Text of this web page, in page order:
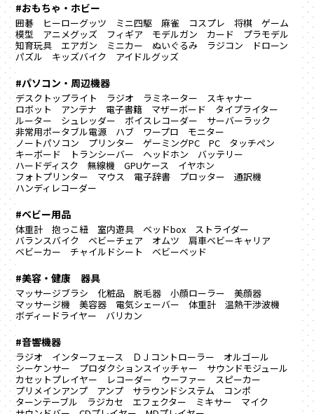
#おもちゃ・ホビー
囲碁 ヒーローグッツ ミニ四駆 麻雀 コスプレ 将棋
ゲーム
模型
アニメグッズ フィギア モデルガン カード
プラモデル
知育玩具
エアガン ミニカー ぬいぐるみ ラジコン
ドローン
パズル
キッズバイク アイドルグッズ
#パソコン・周辺機器
デスクトップライト ラジオ ラミネーター
スキャナー
ロボット
アンテナ 電子書籍 マザーボード
タイプライター
ルーター
シュレッダー ボイスレコーダー
サーバーラック
非常用ポータブル電源
ハブ ワープロ
モニター
ノートパソコン
プリンター ゲーミングPC PC
タッチペン
キーボード
トランシーバー ヘッドホン
バッテリー
ハードディスク
無線機 GPUケース
イヤホン
フォトプリンター
マウス 電子辞書 プロッター
通訳機
ハンディレコーダー
#ベビー用品
体重計 抱っこ紐 室内遊具 ベッドbox
ストライダー
バランスバイク
ベビーチェア オムツ
肩車ベビーキャリア
ベビーカー
チャイルドシート ベビーベッド
#美容・健康 器具
マッサージブラシ 化粧品 脱毛器 小顔ローラー
美顔器
マッサージ機
美容器 電気シェーバー 体重計
温熱干渉波機
ボディードライヤー
バリカン
#音響機器
ラジオ インターフェース ＤＪコントローラー
オルゴール
シーケンサー
プロダクションスイッチャー
サウンドモジュール
カセットプレイヤー
レコーダー ウーファー
スピーカー
プリメインアンプ
アンプ サラウンドシステム
コンポ
ターンテーブル
ラジカセ エフェクター ミキサー
マイク